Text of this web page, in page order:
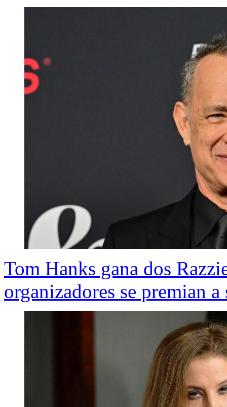
Tom Hanks gana dos
organizadores se premian